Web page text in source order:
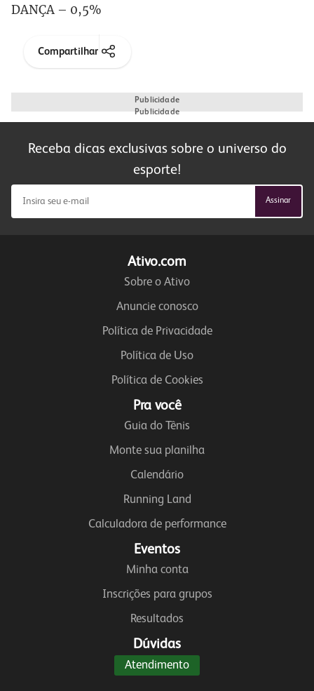
DANÇA – 0,5%
Compartilhar
Publicidade
Publicidade
Receba dicas exclusivas sobre o universo do
esporte!
Ativo.com
Sobre o Ativo
Anuncie conosco
Política de Privacidade
Política de Uso
Política de Cookies
Pra você
Guia do Tênis
Monte sua planilha
Calendário
Running Land
Calculadora de performance
Eventos
Minha conta
Inscrições para grupos
Resultados
Dúvidas
Atendimento